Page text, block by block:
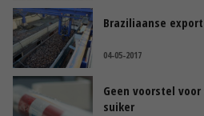
Braziliaanse
04-05-2017
Geen voorstel
suiker